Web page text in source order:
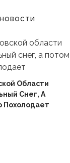
Области
Снег, А
Похолодает